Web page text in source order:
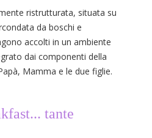
ristrutturata, situata su
da boschi e
accolti in un ambiente
dai componenti della
Mamma e le due figlie.
tante